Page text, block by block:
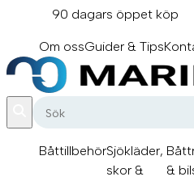
innehåll
90 dagars öppet köp
Om ossGuider & Tips
BåttillbehörSjökläder,
skor &
&